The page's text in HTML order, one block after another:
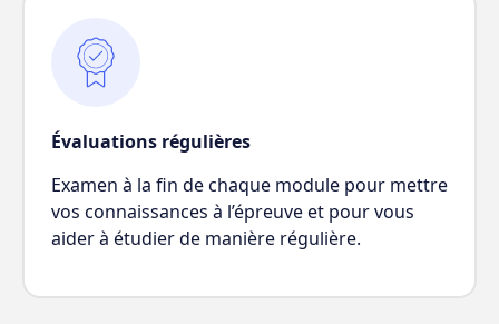
Évaluations régulières
Examen à la fin de chaque module pour mettre
vos connaissances à l’épreuve et pour vous
aider à étudier de manière régulière.